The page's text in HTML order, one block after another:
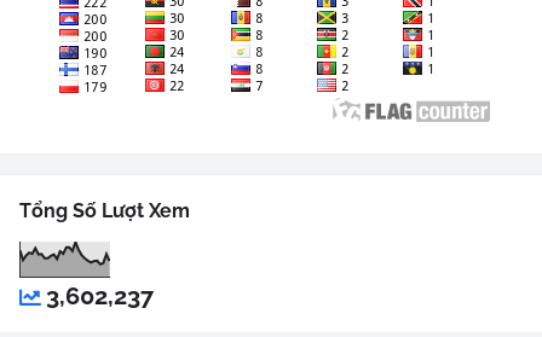
Tổng Số Lượt Xem
3,602,237